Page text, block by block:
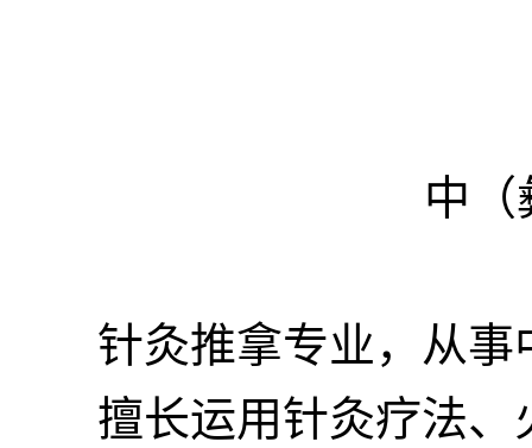
中（
针灸推拿专业，从
擅长运用针灸疗法